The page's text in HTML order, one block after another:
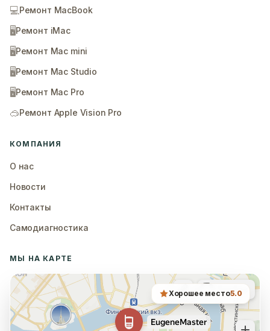
💻Ремонт MacBook
🖥️Ремонт iMac
🖥️Ремонт Mac mini
🖥️Ремонт Mac Studio
🖥️Ремонт Mac Pro
🥽Ремонт Apple Vision Pro
КОМПАНИЯ
О нас
Новости
Контакты
Самодиагностика
МЫ НА КАРТЕ
Хорошее место5.0